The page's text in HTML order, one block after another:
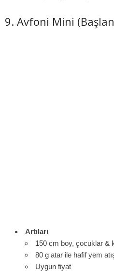
9. Avfoni Mini
Artıları
150 cm boy, çocuklar &
80 g atar ile hafif yem
Uygun fiyat